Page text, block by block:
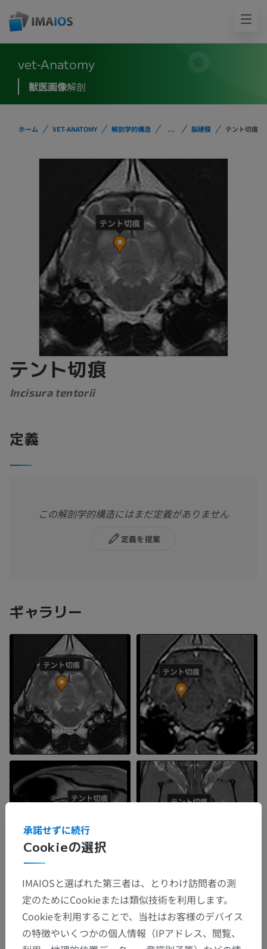
vet-Anatomy
獣医画像解剖
ホーム VET-ANATOMY 解剖学的構造 ... 脳硬膜 テント切痕
テント切痕
Incisura tentorii
定義
この解剖学的構造にはまだ定義がありません
定義を提案
ギャラリー
解剖学的階層
Cookieの選択
承諾せずに続行
IMAIOSと選ばれた第三者は、とりわけ訪問者の測
定のためにCookieまたは類似技術を利用します。
Cookieを利用することで、当社はお客様のデバイス
の特徴やいくつかの個人情報（IPアドレス、閲覧、